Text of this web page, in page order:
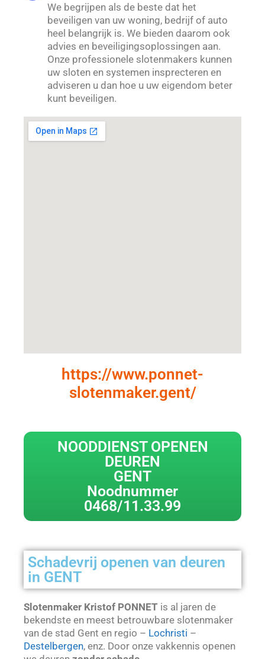
We begrijpen als de beste dat het
beveiligen van uw woning, bedrijf of auto
heel belangrijk is. We bieden daarom ook
advies en beveiligingsoplossingen aan.
Onze professionele slotenmakers kunnen
uw sloten en systemen insprecteren en
adviseren u dan hoe u uw eigendom beter
kunt beveiligen.
https://www.ponnet-
slotenmaker.gent/
NOODDIENST OPENEN
DEUREN
GENT
Noodnummer
0468/11.33.99
Schadevrij openen van deuren
in GENT
Slotenmaker Kristof PONNET is al jaren de
bekendste en meest betrouwbare slotenmaker
van de stad Gent en regio – Lochristi –
Destelbergen, enz. Door onze vakkennis openen